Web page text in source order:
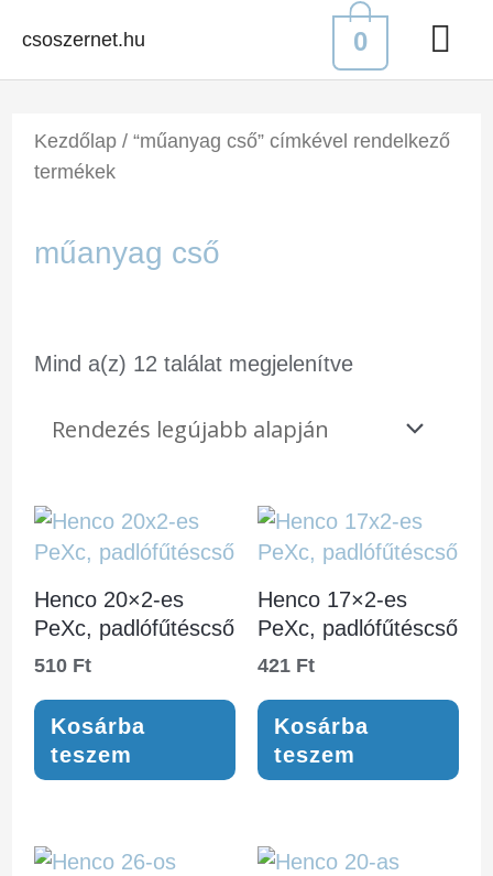
csoszernet.hu 0
Kezdőlap/ “műanyag cső” címkével rendelkező
termékek
műanyag cső
Mind a(z) 12 találat megjelenítve
Henco 20×2-es
PeXc, padlófűtéscső
510 Ft
Kosárba
teszem
Henco 17×2-es
PeXc, padlófűtéscső
421 Ft
Kosárba
teszem